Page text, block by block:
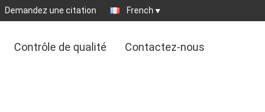
Demandez une citation French
Contrôle de qualité Contactez-nous